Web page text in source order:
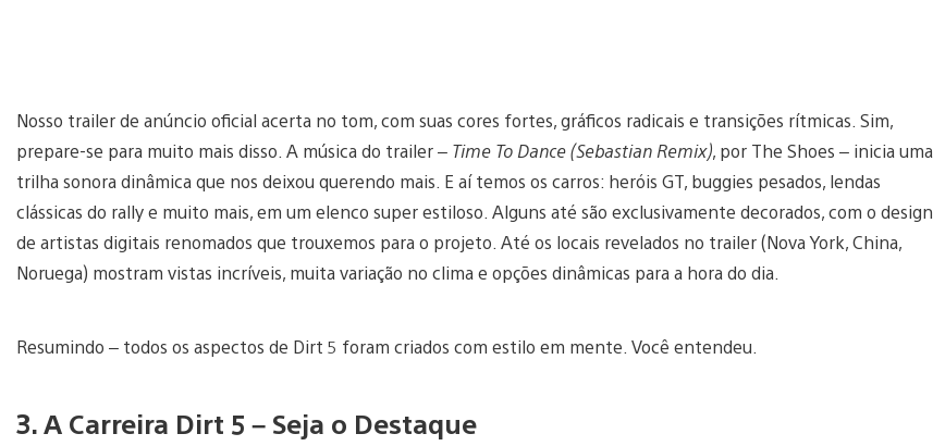
Nosso trailer de anúncio oficial acerta no tom, com suas cores fortes, gráficos radicais e transições rítmicas. Sim,
prepare-se para muito mais disso. A música do trailer – Time To Dance (Sebastian Remix), por The Shoes – inicia uma
trilha sonora dinâmica que nos deixou querendo mais. E aí temos os carros: heróis GT, buggies pesados, lendas
clássicas do rally e muito mais, em um elenco super estiloso. Alguns até são exclusivamente decorados, com o design
de artistas digitais renomados que trouxemos para o projeto. Até os locais revelados no trailer (Nova York, China,
Noruega) mostram vistas incríveis, muita variação no clima e opções dinâmicas para a hora do dia.
Resumindo – todos os aspectos de Dirt 5 foram criados com estilo em mente. Você entendeu.
3. A Carreira Dirt 5 – Seja o Destaque